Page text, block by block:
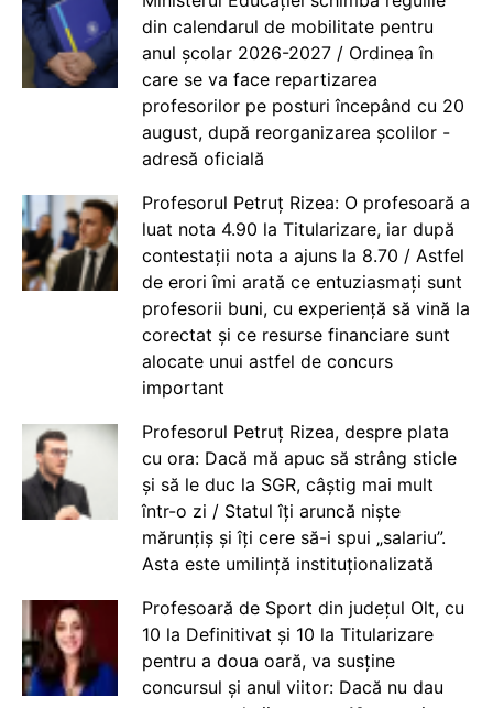
din calendarul de mobilitate pentru
anul școlar 2026-2027 / Ordinea în
care se va face repartizarea
profesorilor pe posturi începând cu 20
august, după reorganizarea școlilor -
adresă oficială
Profesorul Petruț Rizea: O profesoară a
luat nota 4.90 la Titularizare, iar după
contestații nota a ajuns la 8.70 / Astfel
de erori îmi arată ce entuziasmați sunt
profesorii buni, cu experiență să vină la
corectat și ce resurse financiare sunt
alocate unui astfel de concurs
important
Profesorul Petruț Rizea, despre plata
cu ora: Dacă mă apuc să strâng sticle
și să le duc la SGR, câștig mai mult
într-o zi / Statul îți aruncă niște
mărunțiș și îți cere să-i spui „salariu”.
Asta este umilință instituționalizată
Profesoară de Sport din județul Olt, cu
10 la Definitivat și 10 la Titularizare
pentru a doua oară, va susține
concursul și anul viitor: Dacă nu dau